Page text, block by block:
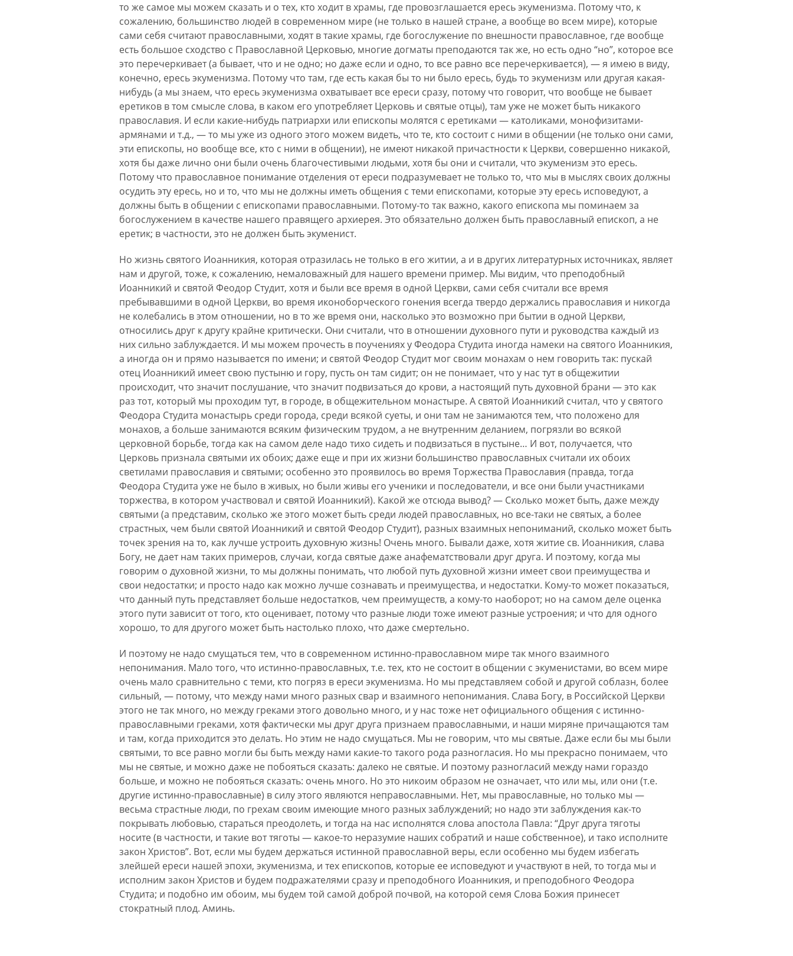
то же самое мы можем сказать и о тех, кто ходит в храмы, где провозглашается ересь экуменизма. Потому что, к
сожалению, большинство людей в современном мире (не только в нашей стране, а вообще во всем мире), которые
сами себя считают православными, ходят в такие храмы, где богослужение по внешности православное, где вообще
есть большое сходство с Православной Церковью, многие догматы преподаются так же, но есть одно “но”, которое все
это перечеркивает (а бывает, что и не одно; но даже если и одно, то все равно все перечеркивается), — я имею в виду,
конечно, ересь экуменизма. Потому что там, где есть какая бы то ни было ересь, будь то экуменизм или другая какая-
нибудь (а мы знаем, что ересь экуменизма охватывает все ереси сразу, потому что говорит, что вообще не бывает
еретиков в том смысле слова, в каком его употребляет Церковь и святые отцы), там уже не может быть никакого
православия. И если какие-нибудь патриархи или епископы молятся с еретиками — католиками, монофизитами-
армянами и т.д., — то мы уже из одного этого можем видеть, что те, кто состоит с ними в общении (не только они сами,
эти епископы, но вообще все, кто с ними в общении), не имеют никакой причастности к Церкви, совершенно никакой,
хотя бы даже лично они были очень благочестивыми людьми, хотя бы они и считали, что экуменизм это ересь.
Потому что православное понимание отделения от ереси подразумевает не только то, что мы в мыслях своих должны
осудить эту ересь, но и то, что мы не должны иметь общения с теми епископами, которые эту ересь исповедуют, а
должны быть в общении с епископами православными. Потому-то так важно, какого епископа мы поминаем за
богослужением в качестве нашего правящего архиерея. Это обязательно должен быть православный епископ, а не
еретик; в частности, это не должен быть экуменист.
Но жизнь святого Иоанникия, которая отразилась не только в его житии, а и в других литературных источниках, являет
нам и другой, тоже, к сожалению, немаловажный для нашего времени пример. Мы видим, что преподобный
Иоанникий и святой Феодор Студит, хотя и были все время в одной Церкви, сами себя считали все время
пребывавшими в одной Церкви, во время иконоборческого гонения всегда твердо держались православия и никогда
не колебались в этом отношении, но в то же время они, насколько это возможно при бытии в одной Церкви,
относились друг к другу крайне критически. Они считали, что в отношении духовного пути и руководства каждый из
них сильно заблуждается. И мы можем прочесть в поучениях у Феодора Студита иногда намеки на святого Иоанникия,
а иногда он и прямо называется по имени; и святой Феодор Студит мог своим монахам о нем говорить так: пускай
отец Иоанникий имеет свою пустыню и гору, пусть он там сидит; он не понимает, что у нас тут в общежитии
происходит, что значит послушание, что значит подвизаться до крови, а настоящий путь духовной брани — это как
раз тот, который мы проходим тут, в городе, в общежительном монастыре. А святой Иоанникий считал, что у святого
Феодора Студита монастырь среди города, среди всякой суеты, и они там не занимаются тем, что положено для
монахов, а больше занимаются всяким физическим трудом, а не внутренним деланием, погрязли во всякой
церковной борьбе, тогда как на самом деле надо тихо сидеть и подвизаться в пустыне… И вот, получается, что
Церковь признала святыми их обоих; даже еще и при их жизни большинство православных считали их обоих
светилами православия и святыми; особенно это проявилось во время Торжества Православия (правда, тогда
Феодора Студита уже не было в живых, но были живы его ученики и последователи, и все они были участниками
торжества, в котором участвовал и святой Иоанникий). Какой же отсюда вывод? — Сколько может быть, даже между
святыми (а представим, сколько же этого может быть среди людей православных, но все-таки не святых, а более
страстных, чем были святой Иоанникий и святой Феодор Студит), разных взаимных непониманий, сколько может быть
точек зрения на то, как лучше устроить духовную жизнь! Очень много. Бывали даже, хотя житие св. Иоанникия, слава
Богу, не дает нам таких примеров, случаи, когда святые даже анафематствовали друг друга. И поэтому, когда мы
говорим о духовной жизни, то мы должны понимать, что любой путь духовной жизни имеет свои преимущества и
свои недостатки; и просто надо как можно лучше сознавать и преимущества, и недостатки. Кому-то может показаться,
что данный путь представляет больше недостатков, чем преимуществ, а кому-то наоборот; но на самом деле оценка
этого пути зависит от того, кто оценивает, потому что разные люди тоже имеют разные устроения; и что для одного
хорошо, то для другого может быть настолько плохо, что даже смертельно.
И поэтому не надо смущаться тем, что в современном истинно-православном мире так много взаимного
непонимания. Мало того, что истинно-православных, т.е. тех, кто не состоит в общении с экуменистами, во всем мире
очень мало сравнительно с теми, кто погряз в ереси экуменизма. Но мы представляем собой и другой соблазн, более
сильный, — потому, что между нами много разных свар и взаимного непонимания. Слава Богу, в Российской Церкви
этого не так много, но между греками этого довольно много, и у нас тоже нет официального общения с истинно-
православными греками, хотя фактически мы друг друга признаем православными, и наши миряне причащаются там
и там, когда приходится это делать. Но этим не надо смущаться. Мы не говорим, что мы святые. Даже если бы мы были
святыми, то все равно могли бы быть между нами какие-то такого рода разногласия. Но мы прекрасно понимаем, что
мы не святые, и можно даже не побояться сказать: далеко не святые. И поэтому разногласий между нами гораздо
больше, и можно не побояться сказать: очень много. Но это никоим образом не означает, что или мы, или они (т.е.
другие истинно-православные) в силу этого являются неправославными. Нет, мы православные, но только мы —
весьма страстные люди, по грехам своим имеющие много разных заблуждений; но надо эти заблуждения как-то
покрывать любовью, стараться преодолеть, и тогда на нас исполнятся слова апостола Павла: “Друг друга тяготы
носите (в частности, и такие вот тяготы — какое-то неразумие наших собратий и наше собственное), и тако исполните
закон Христов”. Вот, если мы будем держаться истинной православной веры, если особенно мы будем избегать
злейшей ереси нашей эпохи, экуменизма, и тех епископов, которые ее исповедуют и участвуют в ней, то тогда мы и
исполним закон Христов и будем подражателями сразу и преподобного Иоанникия, и преподобного Феодора
Студита; и подобно им обоим, мы будем той самой доброй почвой, на которой семя Слова Божия принесет
стократный плод. Аминь.